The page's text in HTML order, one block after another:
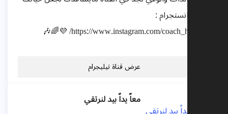
أفضل انستجرام :
https://www.instagram.com/coach_hadeel1/ 💜🌈🎶
عرض قناة تيليجرام
معاً يداً بيد لنرتقي